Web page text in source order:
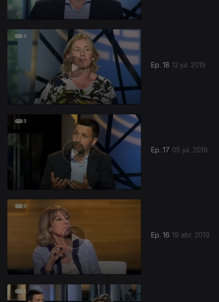
Ep. 18 12 jul. 2019
Ep. 17 05 jul. 2019
Ep. 16 19 abr. 2019